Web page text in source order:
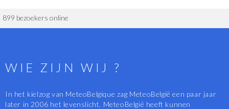
899 bezoekers online
WIE ZIJN WIJ ?
In het kielzog van MeteoBelgique zag MeteoBelgië een paar jaar
later in 2006 het levenslicht. MeteoBelgië heeft kunnen